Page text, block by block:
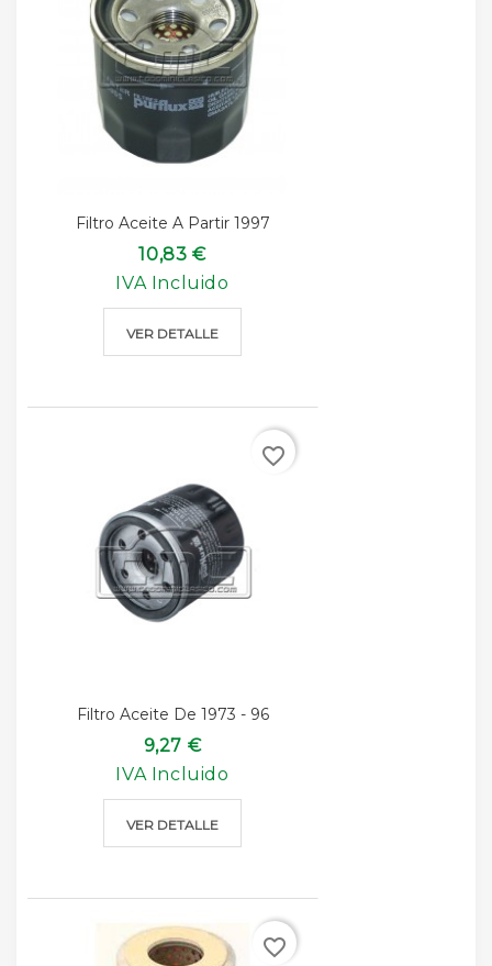
Filtro Aceite A Partir 1997
10,83 €
IVA Incluido
VER DETALLE
Filtro Aceite De 1973 - 96
9,27 €
IVA Incluido
VER DETALLE
favorite_border
favorite_border